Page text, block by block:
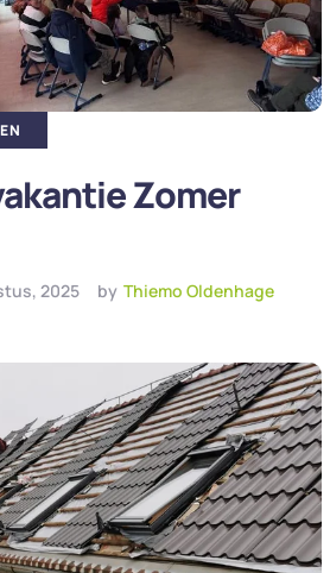
Zomer
2025 by Thiemo Oldenhage